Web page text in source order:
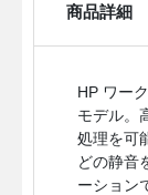
商品詳細
HP ワー
モデル。
処理を可
どの静音
ーション